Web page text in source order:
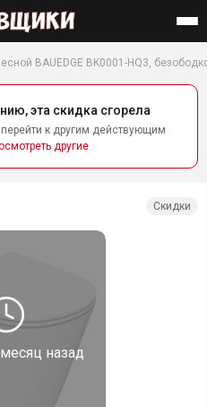
Найти
BAUEDGE BK0001-HQ3,
эта скидка сгорела
к другим действующим
другие
назад
Скидки